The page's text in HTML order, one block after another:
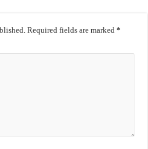
Required fields are marked*